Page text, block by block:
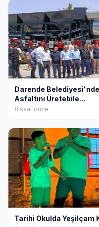
Darende
Asfaltını Üretebile...
8 saat önce
Tarihi Okulda Yeşilçam